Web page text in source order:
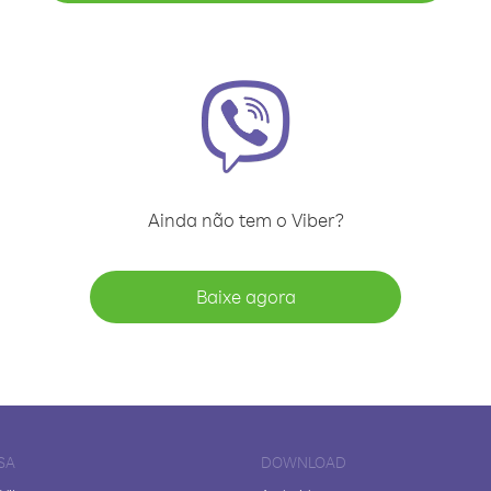
Ainda não tem o Viber?
Baixe agora
DOWNLOAD